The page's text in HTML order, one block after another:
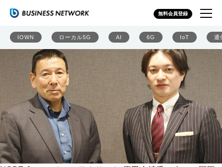
無料会員登録
IOWN ローカル5G AI 6G IoT 通
防衛テック最前線 スタートアップ台頭からスウォーム攻
撃、指揮統制AIまで